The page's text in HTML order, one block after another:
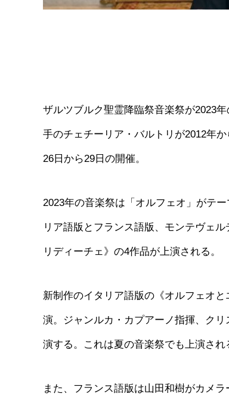
ザルツブルク聖霊降臨祭音楽祭が2023
手のチェチーリア・バルトリが2012年
26日から29日の開催。
2023年の音楽祭は「オルフェオ」がテ
リア語版とフランス語版、モンテヴェ
リディーチェ》の4作品が上演される。
新制作のイタリア語版の《オルフェオ
演。ジャンルカ・カプアーノ指揮、ク
演する。これは夏の音楽祭でも上演され
また、フランス語版は山田和樹がカメ